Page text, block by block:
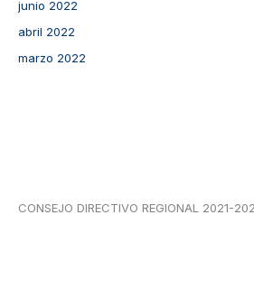
junio 2022
abril 2022
marzo 2022
CONSEJO DIRECTIVO REGIONAL 2021-